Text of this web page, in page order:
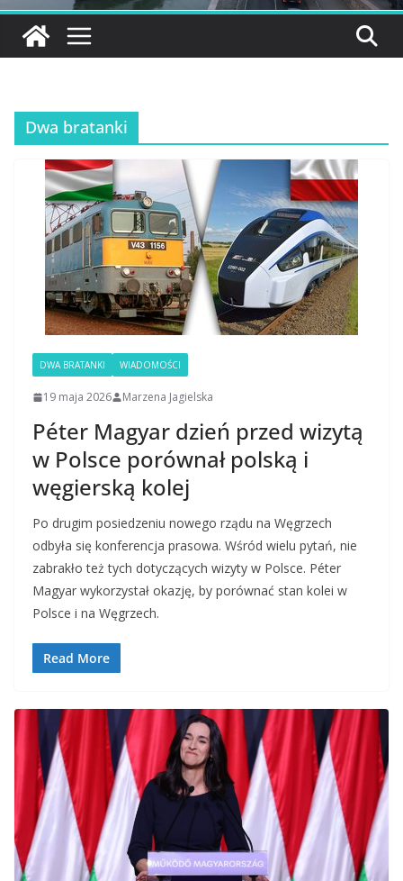
Dwa bratanki
DWA BRATANKI WIADOMOŚCI
19 maja 2026 Marzena Jagielska
Péter Magyar dzień przed wizytą
w Polsce porównał polską i
węgierską kolej
Po drugim posiedzeniu nowego rządu na Węgrzech
odbyła się konferencja prasowa. Wśród wielu pytań, nie
zabrakło też tych dotyczących wizyty w Polsce. Péter
Magyar wykorzystał okazję, by porównać stan kolei w
Polsce i na Węgrzech.
Read More